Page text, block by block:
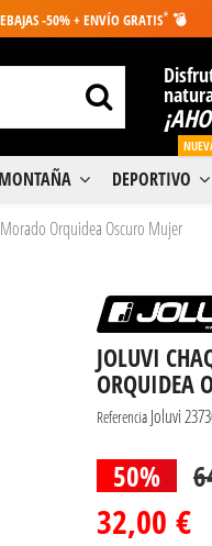
-50% + ENVÍO GRATIS* 💣
MONTAÑA DEPORTIVO
Orquidea Oscuro Mujer
JOLUVI
ORQUIDEA
Referencia Joluvi
50%
32,00 €